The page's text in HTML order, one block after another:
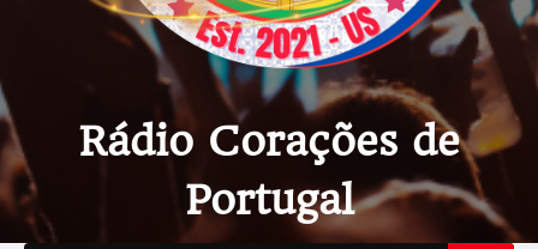
Rádio Corações de
Portugal